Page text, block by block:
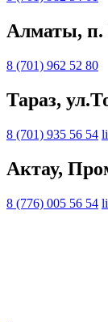
Алматы, п.
8 (701) 962 52 80
Тараз,
8 (701) 935 56 54
Актау,
8 (776) 005 56 54